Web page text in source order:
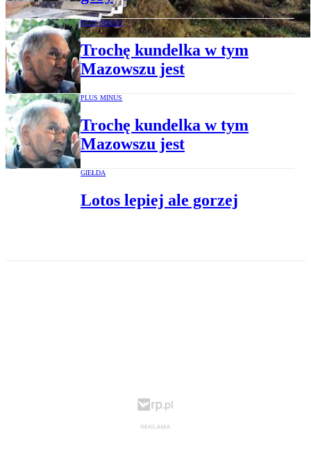
PLUS MINUS
Trochę kundelka w tym
Mazowszu jest
PLUS MINUS
Trochę kundelka w tym
Mazowszu jest
GIEŁDA
Lotos lepiej ale gorzej